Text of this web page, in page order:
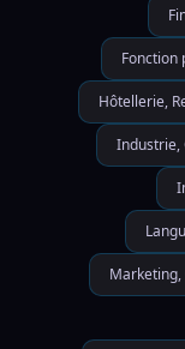
Fonction
Hôtellerie,
Industrie,
Marketing,